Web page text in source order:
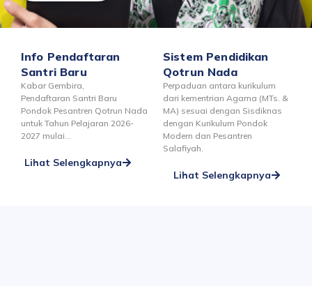
Info Pendaftaran
Santri Baru
Kabar Gembira,
Pendaftaran Santri Baru
Pondok Pesantren Qotrun Nada
untuk Tahun Pelajaran 2026-
2027 mulai…
Lihat Selengkapnya
Sistem Pendidikan
Qotrun Nada
Perpaduan antara kurikulum
dari kementrian Agama (MTs. &
MA) sesuai dengan Sisdiknas
dengan Kurikulum Pondok
Modern dan Pesantren
Salafiyah.
Lihat Selengkapnya